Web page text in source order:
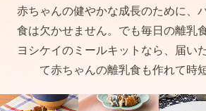
赤ちゃんの健やかな成長のために、
食は欠かせません。でも毎日の離乳
ヨシケイのミールキットなら、届い
て赤ちゃんの離乳食も作れて時